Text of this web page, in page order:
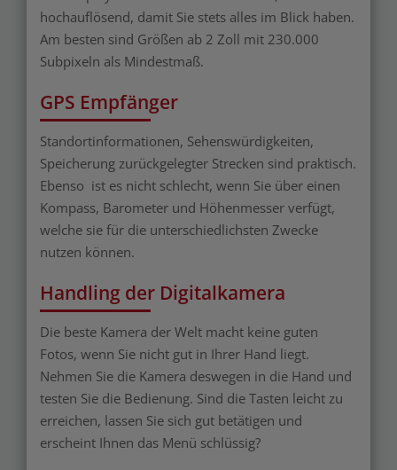
hochauflösend, damit Sie stets alles im Blick haben.
Am besten sind Größen ab 2 Zoll mit 230.000
Subpixeln als Mindestmaß.
GPS Empfänger
Standortinformationen, Sehenswürdigkeiten,
Speicherung zurückgelegter Strecken sind praktisch.
Ebenso ist es nicht schlecht, wenn Sie über einen
Kompass, Barometer und Höhenmesser verfügt,
welche sie für die unterschiedlichsten Zwecke
nutzen können.
Handling der Digitalkamera
Die beste Kamera der Welt macht keine guten
Fotos, wenn Sie nicht gut in Ihrer Hand liegt.
Nehmen Sie die Kamera deswegen in die Hand und
testen Sie die Bedienung. Sind die Tasten leicht zu
erreichen, lassen Sie sich gut betätigen und
erscheint Ihnen das Menü schlüssig?